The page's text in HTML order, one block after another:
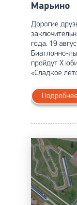
Марьино
Дорогие
года. 19
Биатлонно-
пройдут X
«Сладкое
Подробнее